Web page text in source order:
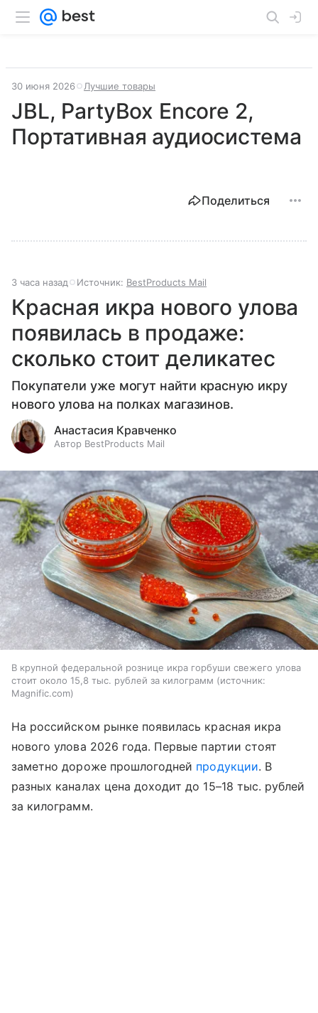
30 июня 2026 Лучшие товары
JBL, PartyBox Encore 2,
Портативная аудиосистема
Поделиться
3 часа назад Источник: BestProducts Mail
Красная икра нового улова
появилась в продаже:
сколько стоит деликатес
Покупатели уже могут найти красную икру
нового улова на полках магазинов.
Анастасия Кравченко
Автор BestProducts Mail
В крупной федеральной рознице икра горбуши свежего улова
стоит около 15,8 тыс. рублей за килограмм
источник:
Magnific.com
На российском рынке появилась красная икра
нового улова 2026 года. Первые партии стоят
заметно дороже прошлогодней продукции. В
разных каналах цена доходит до 15–18 тыс. рублей
за килограмм.